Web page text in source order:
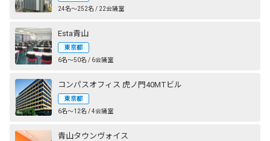
24名〜252名 / 22会議室
Esta青山
東京都
6名〜50名 / 6会議室
コンパスオフィス 虎ノ門40MTビル
東京都
6名〜12名 / 4会議室
青山タウンヴォイス